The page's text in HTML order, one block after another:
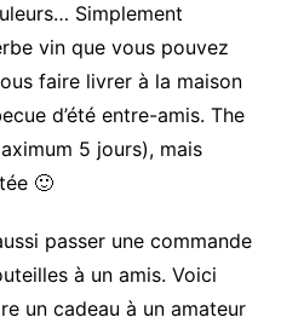
Simplement
vin que vous pouvez
faire livrer à la maison
d’été entre-amis. The
5 jours), mais
🙂
passer une commande
à un amis. Voici
un cadeau à un amateur